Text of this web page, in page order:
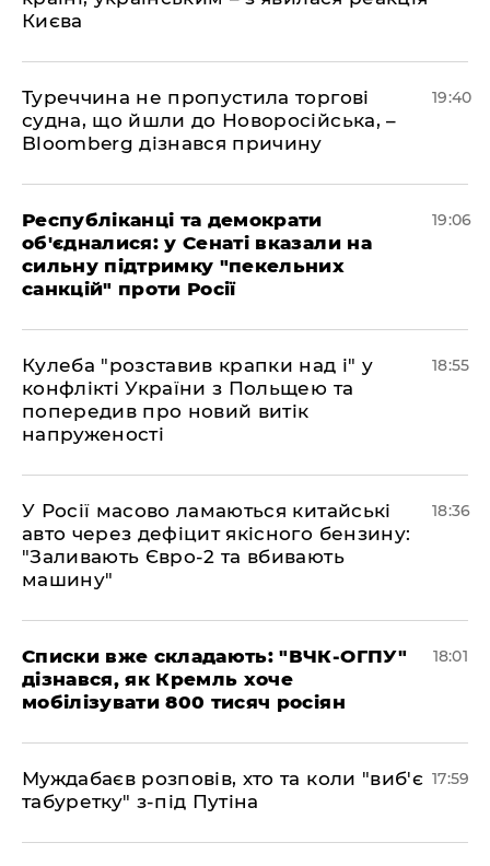
Києва
Туреччина не пропустила торгові
судна, що йшли до Новоросійська, –
Bloomberg дізнався причину
19:40
Республіканці та демократи
об'єдналися: у Сенаті вказали на
сильну підтримку "пекельних
санкцій" проти Росії
19:06
Кулеба "розставив крапки над і" у
конфлікті України з Польщею та
попередив про новий витік
напруженості
18:55
У Росії масово ламаються китайські
авто через дефіцит якісного бензину:
"Заливають Євро-2 та вбивають
машину"
18:36
Списки вже складають: "ВЧК-ОГПУ"
дізнався, як Кремль хоче
мобілізувати 800 тисяч росіян
18:01
Муждабаєв розповів, хто та коли "виб'є
табуретку" з-під Путіна
17:59